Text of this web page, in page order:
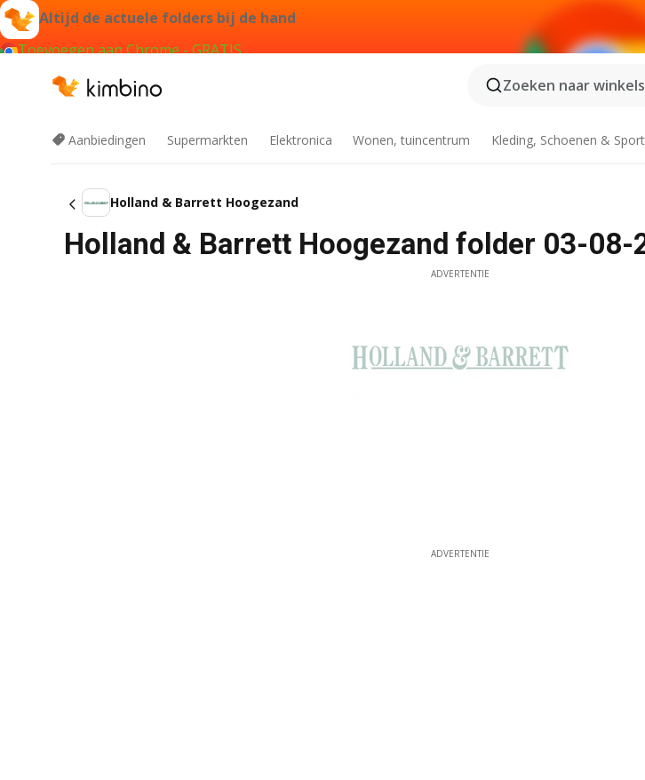
Altijd de actuele folders bij de hand
Toevoegen aan Chrome - GRATIS
Zoeken naar
Aanbiedingen Supermarkten Elektronica Wonen, tuincentrum Kleding, Schoenen & Sport
Holland & Barrett Hoogezand
Holland & Barrett Hoogezand folder 03-08-
ADVERTENTIE
ADVERTENTIE